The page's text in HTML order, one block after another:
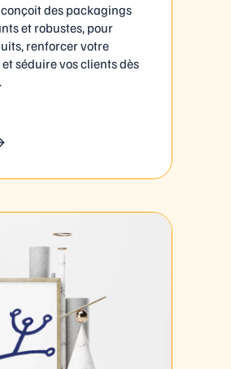
des packagings
et robustes, pour
renforcer votre
séduire vos clients dès